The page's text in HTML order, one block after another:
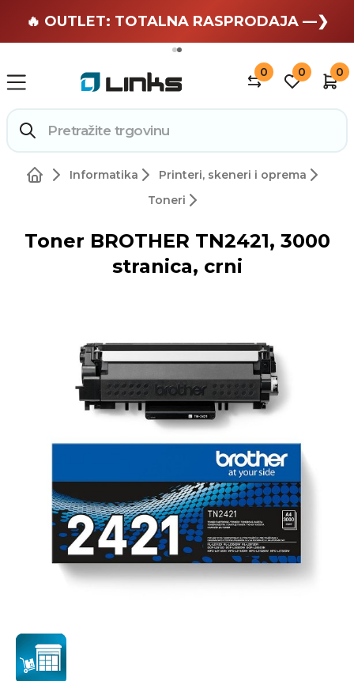
🏄 Zaslužuješ odmor —❯
🔥 OUTLET: TOTALNA RASPRODAJA —❯
0 0 0
Informatika
Printeri, skeneri i oprema
Toneri
Toner BROTHER TN2421, 3000
stranica, crni